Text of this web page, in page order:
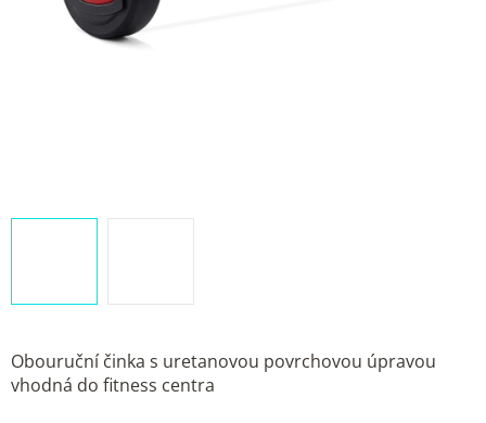
Obouruční činka s uretanovou povrchovou úpravou
vhodná do fitness centra